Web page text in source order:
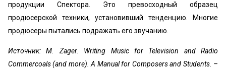
продукции Спектора. Это превосходный образец
продюсерской техники, установивший тенденцию. Многие
продюсеры пытались подражать его звучанию.
Источник: M. Zager. Writing Music for Television and Radio
Commercoals (and more). A Manual for Composers and Students. –